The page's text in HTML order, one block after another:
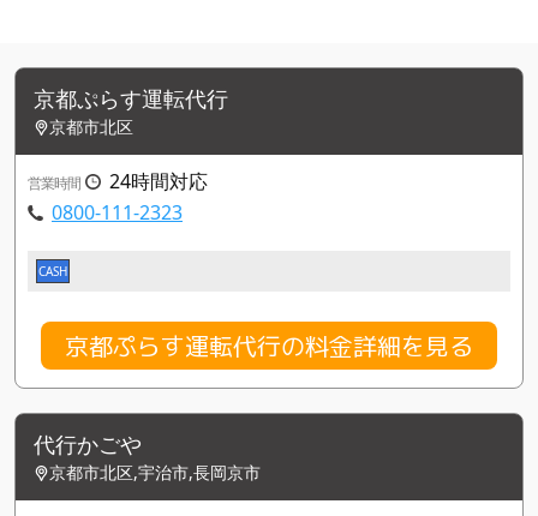
京都ぷらす運転代行
京都市北区
営業時間
24時間対応
0800-111-2323
CASH
京都ぷらす運転代行の料金詳細を見る
代行かごや
京都市北区,宇治市,長岡京市